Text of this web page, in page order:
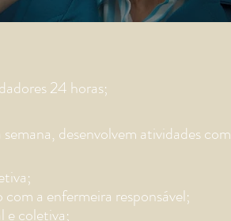
24 horas;
desenvolvem atividades
a enfermeira responsável;
e coletiva;